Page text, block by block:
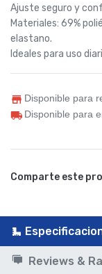
Ajuste seguro y
Materiales: 69%
elastano.
Ideales para uso
Disponible para
Disponible para
Comparte este
Reviews &